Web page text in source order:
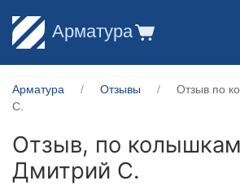
Арматура
Арматура Отзывы
Отзыв по
С.
Отзыв, по
Дмитрий С.